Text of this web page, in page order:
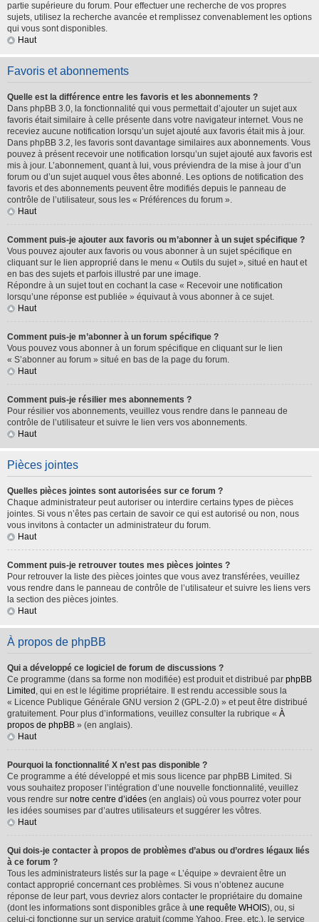
partie supérieure du forum. Pour effectuer une recherche de vos propres
sujets, utilisez la recherche avancée et remplissez convenablement les options
qui vous sont disponibles.
Haut
Favoris et abonnements
Quelle est la différence entre les favoris et les abonnements ?
Dans phpBB 3.0, la fonctionnalité qui vous permettait d’ajouter un sujet aux
favoris était similaire à celle présente dans votre navigateur internet. Vous ne
receviez aucune notification lorsqu’un sujet ajouté aux favoris était mis à jour.
Dans phpBB 3.2, les favoris sont davantage similaires aux abonnements. Vous
pouvez à présent recevoir une notification lorsqu’un sujet ajouté aux favoris est
mis à jour. L’abonnement, quant à lui, vous préviendra de la mise à jour d’un
forum ou d’un sujet auquel vous êtes abonné. Les options de notification des
favoris et des abonnements peuvent être modifiés depuis le panneau de
contrôle de l’utilisateur, sous les « Préférences du forum ».
Haut
Comment puis-je ajouter aux favoris ou m’abonner à un sujet spécifique ?
Vous pouvez ajouter aux favoris ou vous abonner à un sujet spécifique en
cliquant sur le lien approprié dans le menu « Outils du sujet », situé en haut et
en bas des sujets et parfois illustré par une image.
Répondre à un sujet tout en cochant la case « Recevoir une notification
lorsqu’une réponse est publiée » équivaut à vous abonner à ce sujet.
Haut
Comment puis-je m’abonner à un forum spécifique ?
Vous pouvez vous abonner à un forum spécifique en cliquant sur le lien
« S’abonner au forum » situé en bas de la page du forum.
Haut
Comment puis-je résilier mes abonnements ?
Pour résilier vos abonnements, veuillez vous rendre dans le panneau de
contrôle de l’utilisateur et suivre le lien vers vos abonnements.
Haut
Pièces jointes
Quelles pièces jointes sont autorisées sur ce forum ?
Chaque administrateur peut autoriser ou interdire certains types de pièces
jointes. Si vous n’êtes pas certain de savoir ce qui est autorisé ou non, nous
vous invitons à contacter un administrateur du forum.
Haut
Comment puis-je retrouver toutes mes pièces jointes ?
Pour retrouver la liste des pièces jointes que vous avez transférées, veuillez
vous rendre dans le panneau de contrôle de l’utilisateur et suivre les liens vers
la section des pièces jointes.
Haut
À propos de phpBB
Qui a développé ce logiciel de forum de discussions ?
Ce programme (dans sa forme non modifiée) est produit et distribué par phpBB
Limited , qui en est le légitime propriétaire. Il est rendu accessible sous la
« Licence Publique Générale GNU version 2 (GPL-2.0) » et peut être distribué
gratuitement. Pour plus d’informations, veuillez consulter la rubrique « À
propos de phpBB » (en anglais).
Haut
Pourquoi la fonctionnalité X n’est pas disponible ?
Ce programme a été développé et mis sous licence par phpBB Limited. Si
vous souhaitez proposer l’intégration d’une nouvelle fonctionnalité, veuillez
vous rendre sur notre centre d’idées (en anglais) où vous pourrez voter pour
les idées soumises par d’autres utilisateurs et suggérer les vôtres.
Haut
Qui dois-je contacter à propos de problèmes d’abus ou d’ordres légaux liés
à ce forum ?
Tous les administrateurs listés sur la page « L’équipe » devraient être un
contact approprié concernant ces problèmes. Si vous n’obtenez aucune
réponse de leur part, vous devriez alors contacter le propriétaire du domaine
(dont les informations sont disponibles grâce à une requête WHOIS), ou, si
celui-ci fonctionne sur un service gratuit (comme Yahoo, Free, etc.), le service